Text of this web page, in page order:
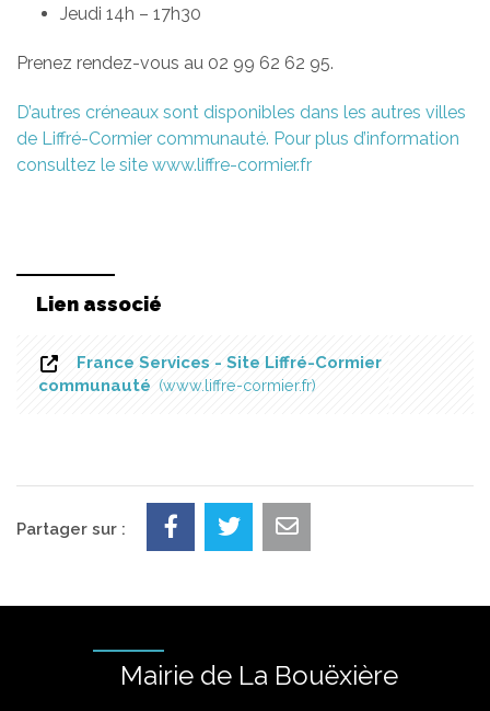
Jeudi 14h – 17h30
Prenez rendez-vous au 02 99 62 62 95.
D’autres créneaux sont disponibles dans les autres villes
de Liffré-Cormier communauté. Pour plus d’information
consultez le site www.liffre-cormier.fr
Lien associé
France Services - Site Liffré-Cormier
communauté
www.liffre-cormier.fr
Partager sur :
Mairie de La Bouëxière